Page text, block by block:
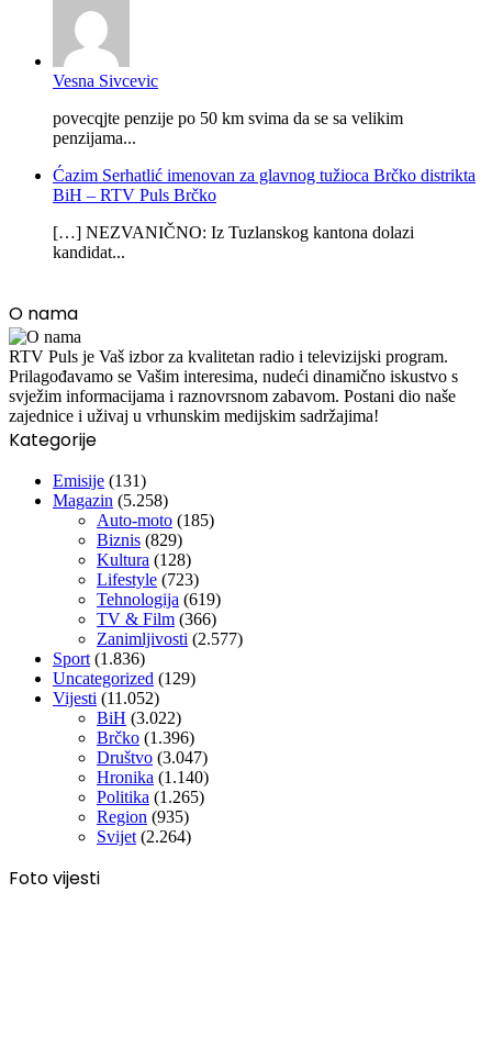
Vesna Sivcevic
povecqjte penzije po 50 km svima da se sa velikim
penzijama...
Ćazim Serhatlić imenovan za glavnog tužioca Brčko distrikta
BiH – RTV Puls Brčko
[…] NEZVANIČNO: Iz Tuzlanskog kantona dolazi
kandidat...
O nama
RTV Puls je Vaš izbor za kvalitetan radio i televizijski program.
Prilagođavamo se Vašim interesima, nudeći dinamično iskustvo s
svježim informacijama i raznovrsnom zabavom. Postani dio naše
zajednice i uživaj u vrhunskim medijskim sadržajima!
Kategorije
Emisije (131)
Magazin (5.258)
Auto-moto (185)
Biznis (829)
Kultura (128)
Lifestyle (723)
Tehnologija (619)
TV & Film (366)
Zanimljivosti (2.577)
Sport (1.836)
Uncategorized (129)
Vijesti (11.052)
BiH (3.022)
Brčko (1.396)
Društvo (3.047)
Hronika (1.140)
Politika (1.265)
Region (935)
Svijet (2.264)
Foto vijesti